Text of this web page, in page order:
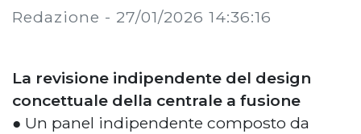
Redazione - 27/01/2026 14:36:16
La revisione indipendente del design
concettuale della centrale a fusione
● Un panel indipendente composto da